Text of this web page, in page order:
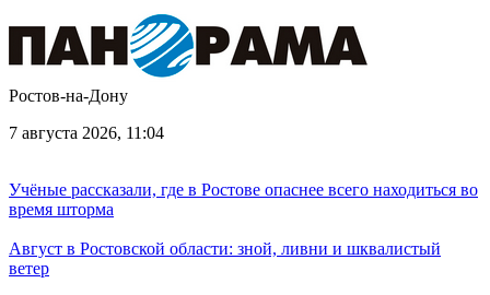
Ростов-на-Дону
7 августа 2026, 11:04
Учёные рассказали, где в Ростове опаснее всего находиться во
время шторма
Август в Ростовской области: зной, ливни и шквалистый
ветер